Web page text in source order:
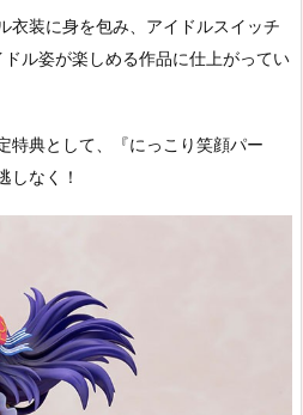
衣装に身を包み、アイドルスイッチ
ル姿が楽しめる作品に仕上がってい
特典として、『にっこり笑顔パー
しなく！